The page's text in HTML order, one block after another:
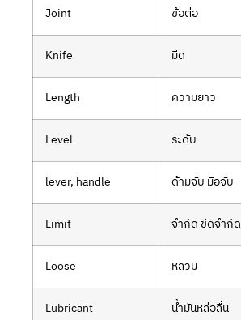
Joint ข้อต่อ
Knife มีด
Length ความยาว
Level ระดับ
lever, handle ด้ามจับ มือจับ
Limit จำกัด ขีดจำกัด
Loose หลวม
Lubricant น้ำมันหล่อลื่น